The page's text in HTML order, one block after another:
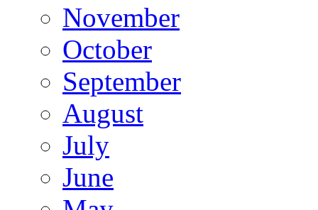
November
October
September
August
July
June